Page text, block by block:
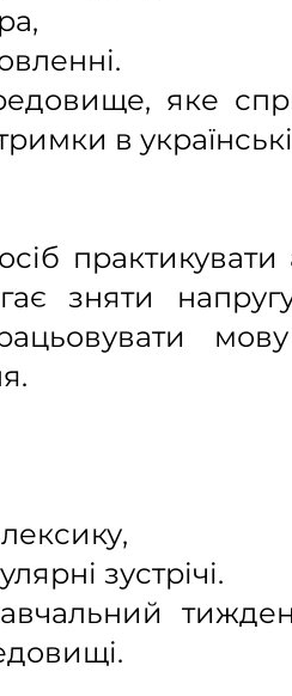
яке
в
практикувати
зняти
зустрічі.